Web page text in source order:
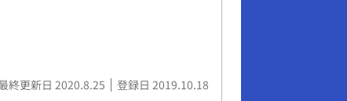
終更新日 2020.8.25 登録日 2019.10.18